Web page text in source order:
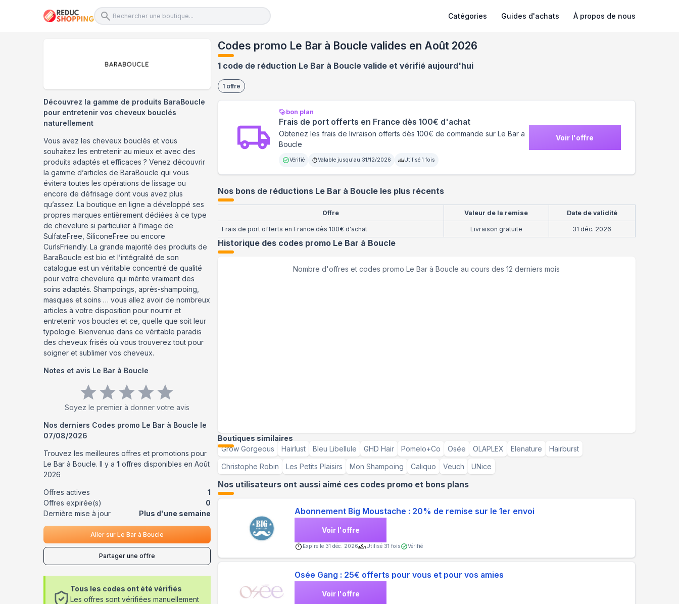
Catégories Guides d'achats À propos de nous
Codes promo Le Bar à Boucle valides en Août 2026
1 code de réduction Le Bar à Boucle valide et vérifié aujourd'hui
1 offre
bon plan
Frais de port offerts en France dès 100€ d'achat
Obtenez les frais de livraison offerts dès 100€ de commande sur Le Bar a
Boucle
Vérifié Valable jusqu'au 31/12/2026 Utilisé 1 fois
Voir l'offre
Nos bons de réductions Le Bar à Boucle les plus récents
Offre Valeur de la remise Date de validité
Frais de port offerts en France dès 100€ d'achat Livraison gratuite 31 déc. 2026
Historique des codes promo Le Bar à Boucle
Nombre d'offres et codes promoLe Bar à Boucle au cours des 12 derniers mois
Boutiques similaires
Grow Gorgeous
Hairlust Bleu Libellule GHD Hair Pomelo+Co Osée OLAPLEX Elenature Hairburst
Christophe Robin Les Petits Plaisirs Mon Shampoing Caliquo Veuch UNice
Nos utilisateurs ont aussi aimé ces codes promo et bons plans
Abonnement Big Moustache : 20% de remise sur le 1er envoi
Voir l'offre
Expire le 31 déc. 2026 Utilisé 31 fois Vérifié
Osée Gang : 25€ offerts pour vous et pour vos amies
Voir l'offre
Découvrez la gamme de produits BaraBoucle
pour entretenir vos cheveux bouclés
naturellement
Vous avez les cheveux bouclés et vous
souhaitez les entretenir au mieux et avec des
produits adaptés et efficaces ? Venez découvrir
la gamme d’articles de BaraBoucle qui vous
évitera toutes les opérations de lissage ou
encore de défrisage dont vous avez plus
qu’assez. La boutique en ligne a développé ses
propres marques entièrement dédiées à ce type
de chevelure si particulier à l’image de
SulfateFree, SiliconeFree ou encore
CurlsFriendly. La grande majorité des produits de
BaraBoucle est bio et l’intégralité de son
catalogue est un véritable concentré de qualité
pour votre chevelure qui mérite vraiment des
soins adaptés. Shampoings, après-shampoing,
masques et soins … vous allez avoir de nombreux
articles à votre disposition pour nourrir et
entretenir vos boucles et ce, quelle que soit leur
typologie. Bienvenue dans ce véritable paradis
des cheveux frisés où vous trouverez tout pour
soigner et sublimer vos cheveux.
Notes et avis Le Bar à Boucle
Soyez le premier à donner votre avis
Nos derniers Codes promo Le Bar à Boucle le
07/08/2026
Trouvez les meilleures offres et promotions pour
Le Bar à Boucle. Il y a 1 offres disponibles en Août
2026
Offres actives
1
Offres expirée(s)
0
Dernière mise à jour
Plus d'une semaine
Aller sur Le Bar à Boucle
Partager une offre
Tous les codes ont été vérifiés
Les offres sont vérifiées manuellement